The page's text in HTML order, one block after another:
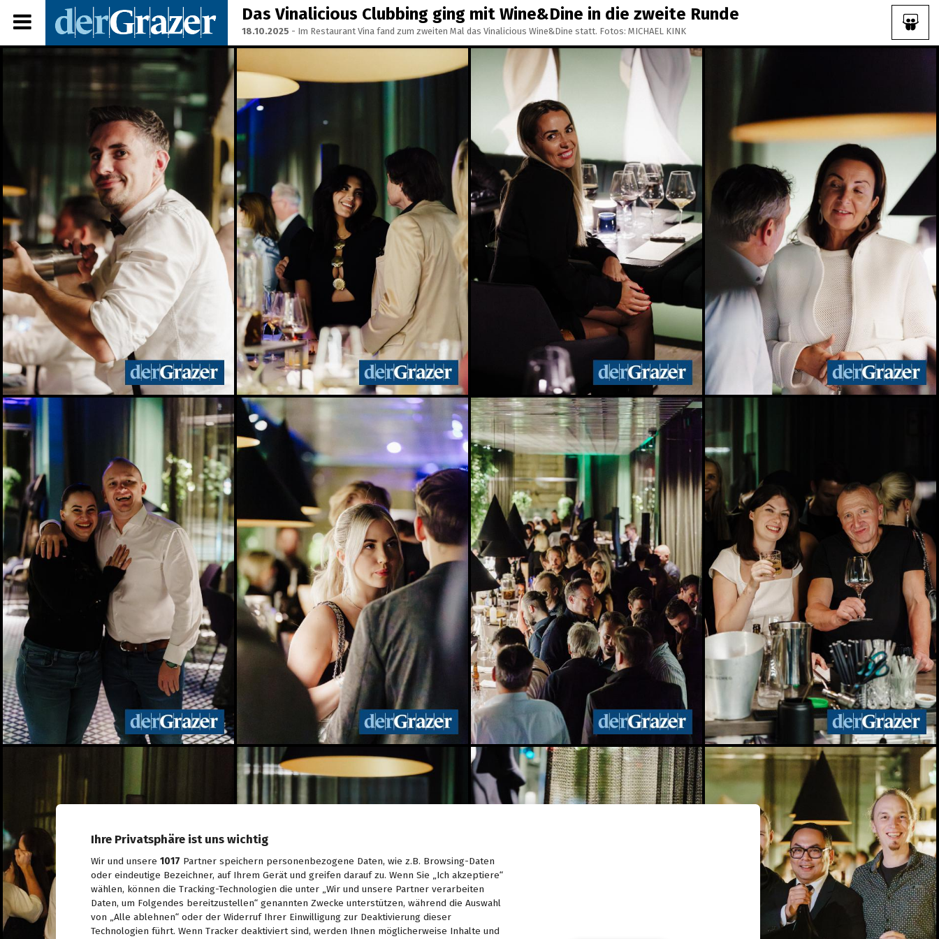
Das Vinalicious Clubbing ging mit Wine&Dine in die zweite Runde
18.10.2025 - Im Restaurant Vina fand zum zweiten Mal das Vinalicious Wine&Dine statt. Fotos: MICHAEL KINK
Ein Frühstück für die
Annenstraße - Das vierte
Annenfrühstück
22.07.2026
Seit 50 Jahren steht
Starkoch Johann Lafer in
der Küche
22.07.2026
Spiel, Spaß und Lernen in
der Kinderstadt Bibongo
14.07.2026
Die Grüne Nacht des
steirischen Tourismus
09.07.2026
08.07.2026
WM 2026: Ganz Graz
fieberte mit der
Nationalelf
02.07.2026
Die Innenstadt wurde zum
Laufsteg
29.06.2026
Live aus dem Rathaus:
Das war Wahlsonntag in
Graz 2026, TEIL 2
Live aus dem Rathaus:
Das war Wahlsonntag in
Graz 2026, TEIL 1
Pride: Graz feierte bei der
CSD-Parade unterm
Regenbogen
27.06.2026
Das war das sFinks
27.06.2026
Latin Live am Grazer
Lendplatz
25.06.2026
Fun while it lasted -
Augartenfest 2026 fiel ins
Wasser
20.06.2026
Sommercocktail der
Immobilienwirtschaft
Ihre Privatsphäre ist uns wichtig
Wir und unsere 1017 Partner speichern personenbezogene Daten, wie z.B. Browsing-Daten
oder eindeutige Bezeichner, auf Ihrem Gerät und greifen darauf zu. Wenn Sie „Ich akzeptiere“
wählen, können die Tracking-Technologien die unter „Wir und unsere Partner verarbeiten
Daten, um Folgendes bereitzustellen“ genannten Zwecke unterstützen, während die Auswahl
von „Alle ablehnen“ oder der Widerruf Ihrer Einwilligung zur Deaktivierung dieser
Technologien führt. Wenn Tracker deaktiviert sind, werden Ihnen möglicherweise Inhalte und